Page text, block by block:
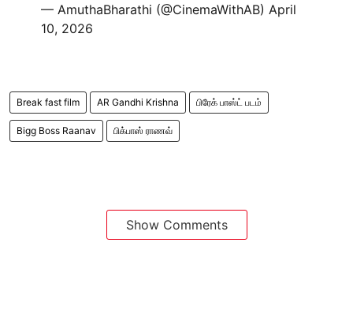
— AmuthaBharathi (@CinemaWithAB) April
10, 2026
Break fast film AR Gandhi Krishna பிரேக் பாஸ்ட் படம்
Bigg Boss Raanav பிக்பாஸ் ராணவ்
Show Comments